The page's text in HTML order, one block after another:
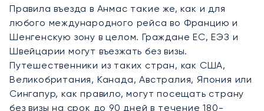
Правила въезда в Анмас такие же, как и для
любого международного рейса во Францию и
Шенгенскую зону в целом. Граждане ЕС, ЕЭЗ и
Швейцарии могут въезжать без визы.
Путешественники из таких стран, как США,
Великобритания, Канада, Австралия, Япония или
Сингапур, как правило, могут посещать страну
без визы на срок до 90 дней в течение 180-